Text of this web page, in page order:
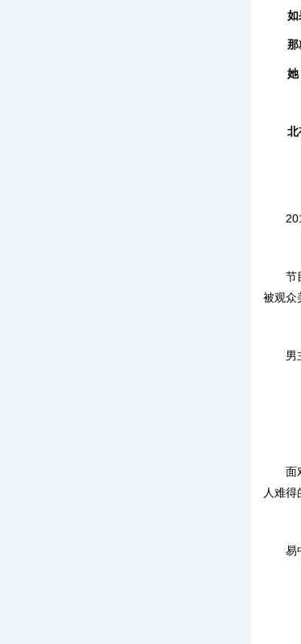
如
那
她
北
节
被观众
男
面
人难得
易